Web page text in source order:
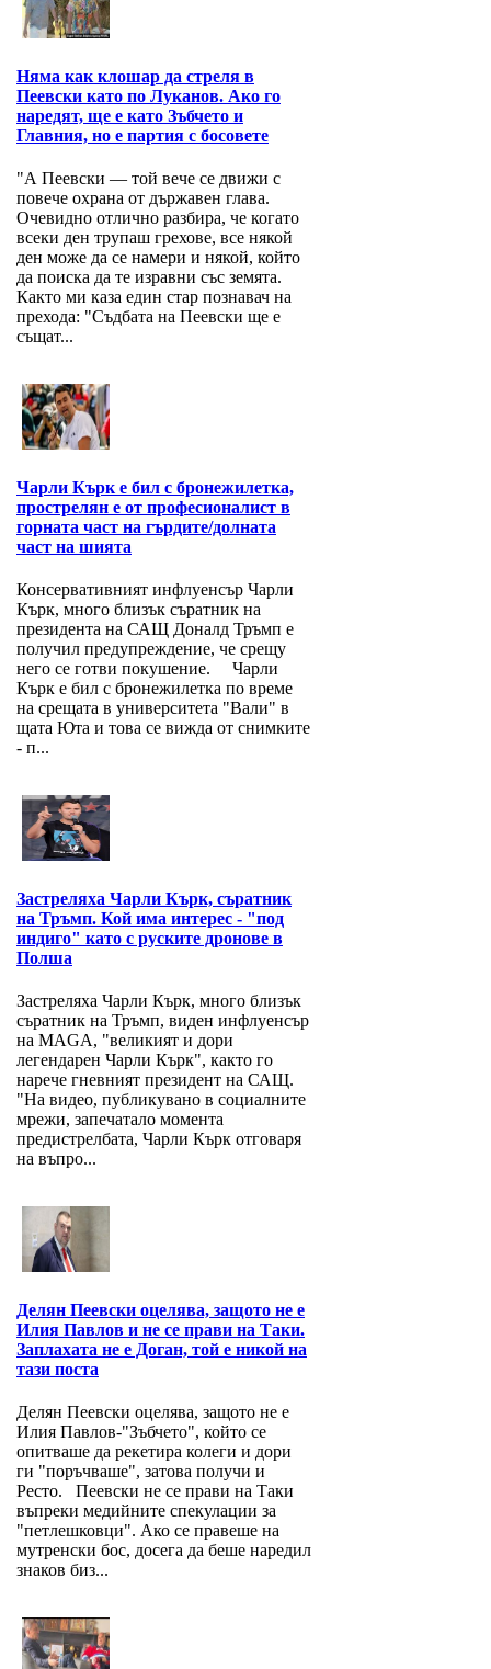
Няма как клошар да стреля в
Пеевски като по Луканов. Ако го
наредят, ще е като Зъбчето и
Главния, но е партия с босовете
"А Пеевски — той вече се движи с
повече охрана от държавен глава.
Очевидно отлично разбира, че когато
всеки ден трупаш грехове, все някой
ден може да се намери и някой, който
да поиска да те изравни със земята.
Както ми каза един стар познавач на
прехода: "Съдбата на Пеевски ще е
същат...
Чарли Кърк е бил с бронежилетка,
прострелян е от професионалист в
горната част на гърдите/долната
част на шията
Консервативният инфлуенсър Чарли
Кърк, много близък съратник на
президента на САЩ Доналд Тръмп е
получил предупреждение, че срещу
него се готви покушение. Чарли
Кърк е бил с бронежилетка по време
на срещата в университета "Вали" в
щата Юта и това се вижда от снимките
- п...
Застреляха Чарли Кърк, съратник
на Тръмп. Кой има интерес - "под
индиго" като с руските дронове в
Полша
Застреляха Чарли Кърк, много близък
съратник на Тръмп, виден инфлуенсър
на MAGA, "великият и дори
легендарен Чарли Кърк", както го
нарече гневният президент на САЩ.
"На видео, публикувано в социалните
мрежи, запечатало момента
предистрелбата, Чарли Кърк отговаря
на въпро...
Делян Пеевски оцелява, защото не е
Илия Павлов и не се прави на Таки.
Заплахата не е Доган, той е никой на
тази поста
Делян Пеевски оцелява, защото не е
Илия Павлов-"Зъбчето", който се
опитваше да рекетира колеги и дори
ги "поръчваше", затова получи и
Ресто. Пеевски не се прави на Таки
въпреки медийните спекулации за
"петлешковци". Ако се правеше на
мутренски бос, досега да беше наредил
знаков биз...